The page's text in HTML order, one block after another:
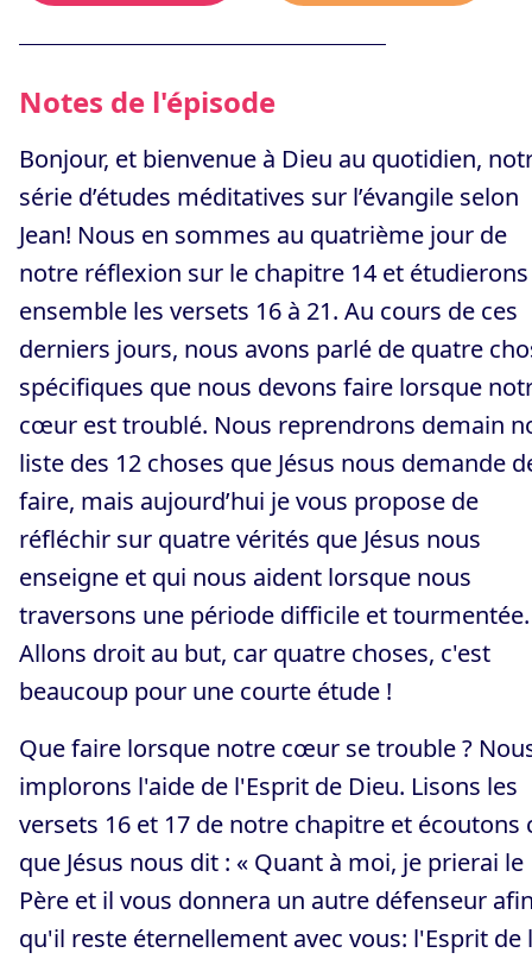
Notes de l'épisode
Bonjour, et bienvenue à Dieu au quotidien,
série d’études méditatives sur l’évangile selon
Jean! Nous en sommes au quatrième jour de
notre réflexion sur le chapitre 14 et étudierons
ensemble les versets 16 à 21. Au cours de ces
derniers jours, nous avons parlé de quatre
spécifiques que nous devons faire lorsque
cœur est troublé. Nous reprendrons demain
liste des 12 choses que Jésus nous demande
faire, mais aujourd’hui je vous propose de
réfléchir sur quatre vérités que Jésus nous
enseigne et qui nous aident lorsque nous
traversons une période difficile et tourmentée.
Allons droit au but, car quatre choses, c'est
beaucoup pour une courte étude !
Que faire lorsque notre cœur se trouble ?
implorons l'aide de l'Esprit de Dieu. Lisons les
versets 16 et 17 de notre chapitre et écoutons
que Jésus nous dit : « Quant à moi, je prierai le
Père et il vous donnera un autre défenseur
qu'il reste éternellement avec vous: l'Esprit de